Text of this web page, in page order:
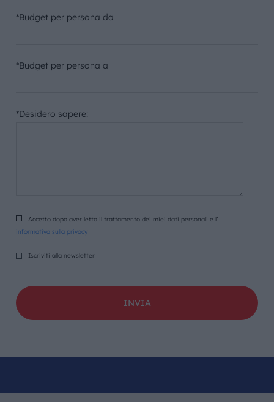
*Budget per persona da
*Budget per persona a
*Desidero sapere:
Accetto dopo aver letto il trattamento dei miei dati personali e l’
informativa sulla privacy
Iscriviti alla newsletter